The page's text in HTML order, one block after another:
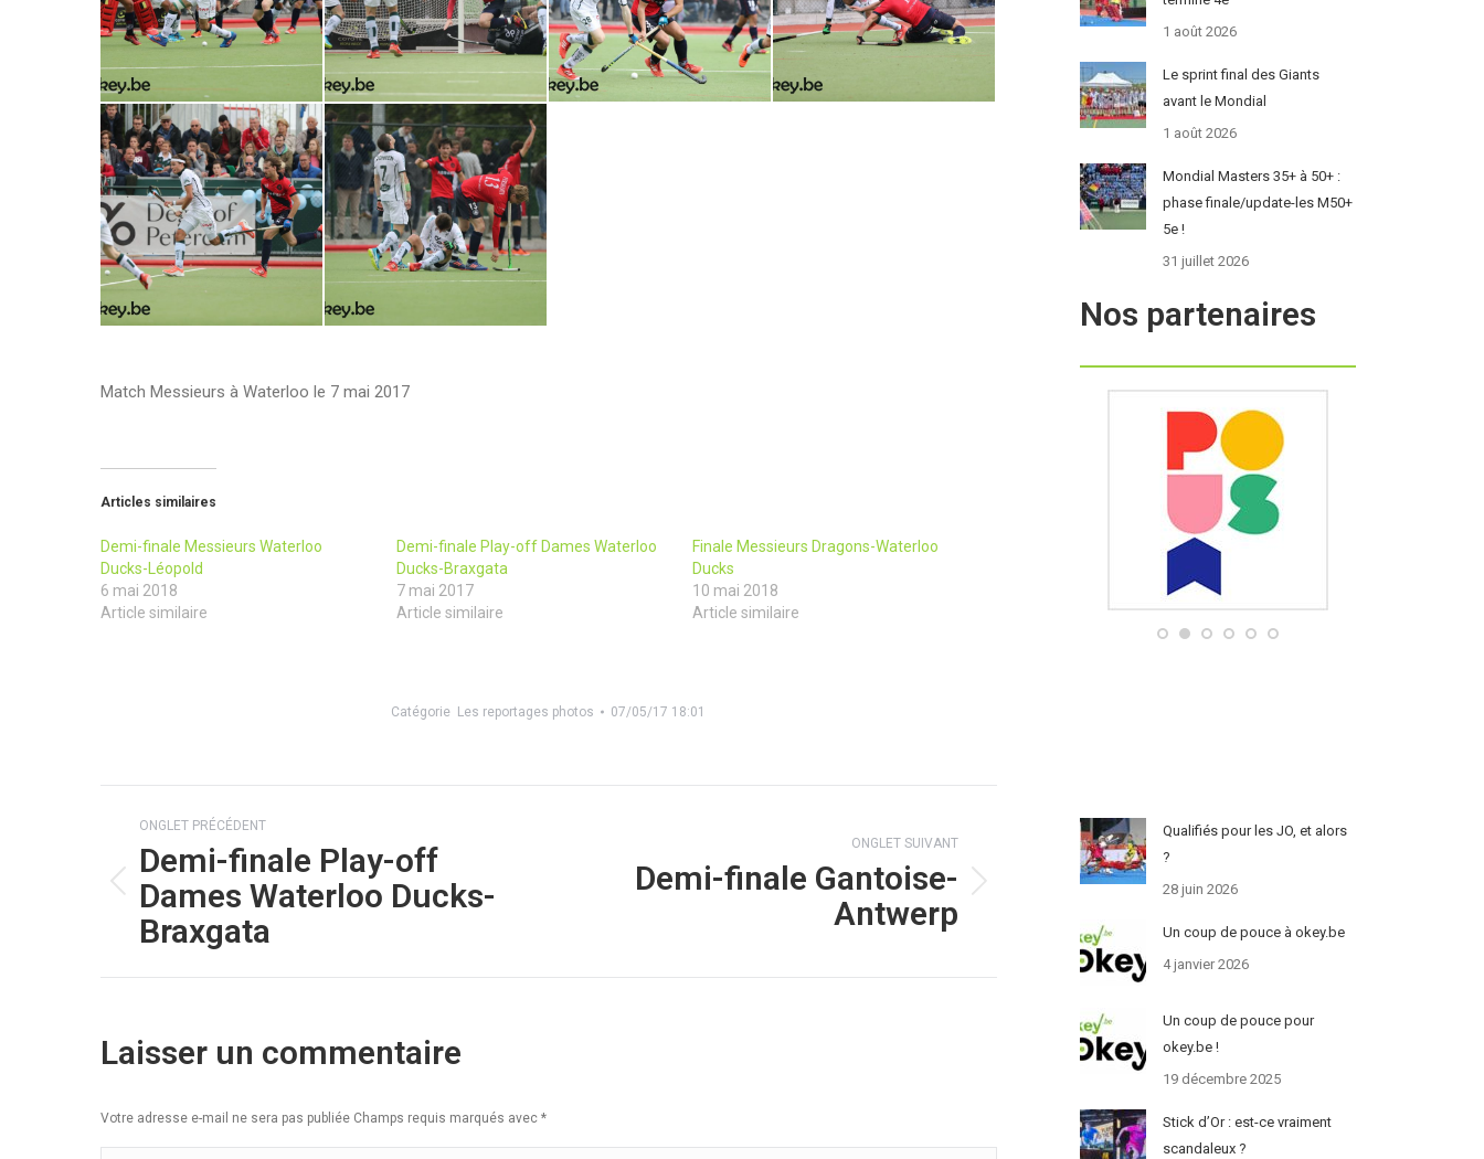
Match Messieurs à Waterloo le 7 mai 2017
Articles similaires
Demi-finale Messieurs Waterloo
Ducks-Léopold
6 mai 2018
Article similaire
Demi-finale Play-off Dames Waterloo
Ducks-Braxgata
7 mai 2017
Article similaire
Finale Messieurs Dragons-Waterloo
Ducks
10 mai 2018
Article similaire
Catégorie Les reportages photos 07/05/17 18:01
Navigation
de
commentaire
ONGLET PRÉCÉDENT
Onglet
précédent
Demi-finale Play-off
Dames Waterloo Ducks-
Braxgata
ONGLET SUIVANT
Demi-finale Gantoise-
Antwerp
Laisser un commentaire
Votre adresse e-mail ne sera pas publiée Champs requis marqués avec *
1 août 2026
Le sprint final des Giants
avant le Mondial
1 août 2026
Mondial Masters 35+ à 50+ :
phase finale/update-les M50+
5e !
31 juillet 2026
Nos partenaires
Qualifiés pour les JO, et alors
?
28 juin 2026
Un coup de pouce à okey.be
4 janvier 2026
Un coup de pouce pour
okey.be !
19 décembre 2025
Stick d’Or : est-ce vraiment
scandaleux ?